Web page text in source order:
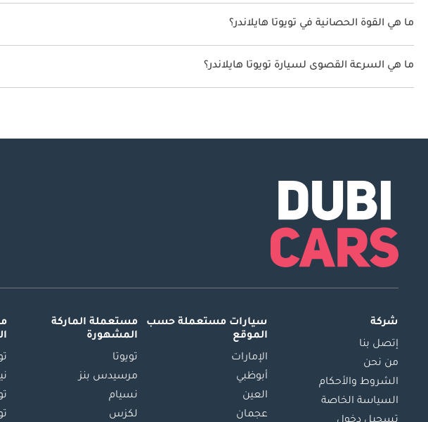
سعة خزان وقود تويوتا هايلاندر 65 ليتر.
ما هي القوة الحصانية في تويوتا هايلاندر؟
تنتج تويوتا هايلاندر قوة 240 حصان.
ما هي السرعة القصوى لسيارة تويوتا هايلاندر؟
السرعة القصوى لسيارة تويوتا هايلاندر هي 180 كم/الساعة.
شركة
إتصل بنا
من نحن
الشروط والأحكام
السياسة الخاصة
سيارات مستعملة حسب
الموقع
الإمارات
أبوظبي
العين
عجمان
مستعملة الماركة
المشهورة
تويوتا
مرسيدس بنز
نسيام
لكزس